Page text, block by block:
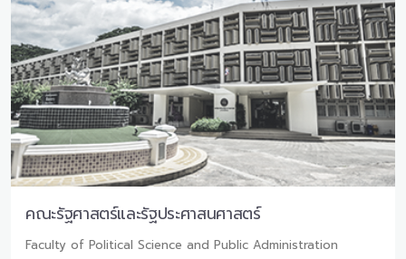
คณะรัฐศาสตร์และรัฐประศาสนศาสตร์
Faculty of Political Science and Public Administration